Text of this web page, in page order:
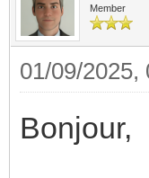
Member
01/09/2025,
Bonjour,